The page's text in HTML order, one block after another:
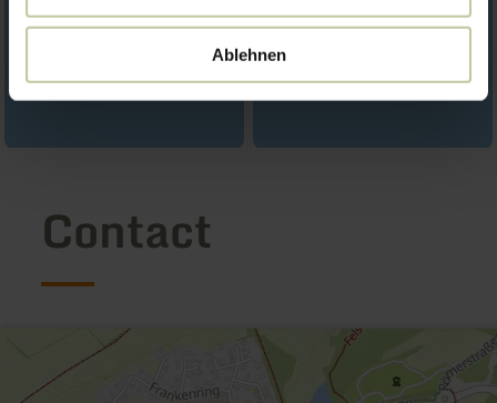
Ablehnen
Contact